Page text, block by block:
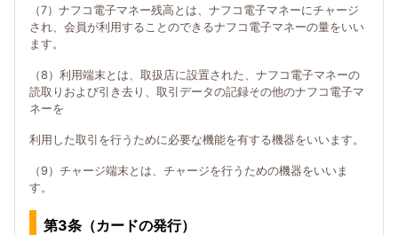
（7）ナフコ電子マネー残高とは、ナフコ電子マネーにチャージ
され、会員が利用することのできるナフコ電子マネーの量をいい
ます。
（8）利用端末とは、取扱店に設置された、ナフコ電子マネーの
読取りおよび引き去り、取引データの記録その他のナフコ電子マ
ネーを
利用した取引を行うために必要な機能を有する機器をいいます。
（9）チャージ端末とは、チャージを行うための機器をいいま
す。
第3条（カードの発行）